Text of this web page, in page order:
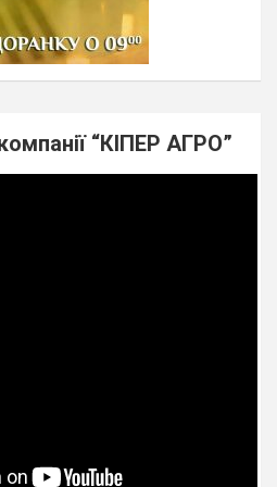
“КІПЕР АГРО”